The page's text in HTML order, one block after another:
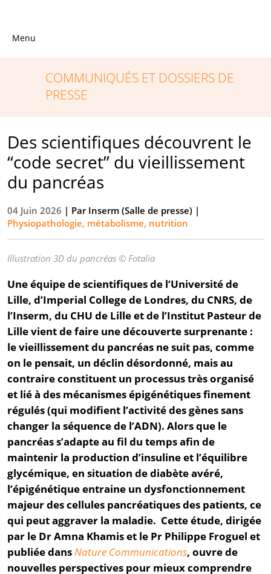
Menu
COMMUNIQUÉS ET DOSSIERS DE
PRESSE
Des scientifiques découvrent le
“code secret” du vieillissement
du pancréas
04 Juin 2026 | ParInserm (Salle de presse) |
Physiopathologie, métabolisme, nutrition
Illustration 3D du pancréas © Fotalia
Une équipe de scientifiques de l’Université de
Lille, d’Imperial College de Londres, du CNRS, de
l’Inserm, du CHU de Lille et de l’Institut Pasteur de
Lille vient de faire une découverte surprenante :
le vieillissement du pancréas ne suit pas, comme
on le pensait, un déclin désordonné, mais au
contraire constituent un processus très organisé
et lié à des mécanismes épigénétiques finement
régulés (qui modifient l’activité des gènes sans
changer la séquence de l’ADN). Alors que le
pancréas s’adapte au fil du temps afin de
maintenir la production d’insuline et l’équilibre
glycémique, en situation de diabète avéré,
l’épigénétique entraine un dysfonctionnement
majeur des cellules pancréatiques des patients, ce
qui peut aggraver la maladie. Cette étude, dirigée
par le Dr Amna Khamis et le Pr Philippe Froguel et
publiée dans Nature Communications, ouvre de
nouvelles perspectives pour mieux comprendre